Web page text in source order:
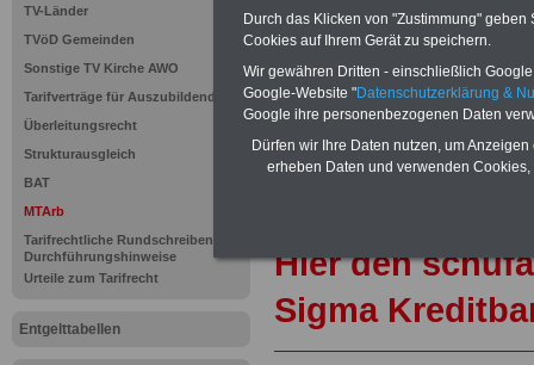
TV-Länder
TVöD Gemeinden
Sonstige TV Kirche AWO
Tarifverträge für Auszubildende
Überleitungsrecht
Strukturausgleich
BAT
MTArb
Tarifrechtliche Rundschreiben und
Durchführungshinweise
Urteile zum Tarifrecht
Entgelttabellen
zum Tarifrecht für den
das mindestens einmal im
Komfort: Sie können aus
direkt zur weiterführenden
mehrere OnlineBücher bzw.
und Ländern,
Nebentätig-keitsrecht für
Hier den
Sigma
Durch das Klicken von "Zustimmung"
Cookies auf Ihrem Gerät zu speichern.
Wir gewähren Dritten - einschließlich
Google-Website "Datenschutzerklärung &
Google ihre personenbezogenen Daten
Dürfen wir Ihre Daten nutzen, um
erheben Daten und verwenden